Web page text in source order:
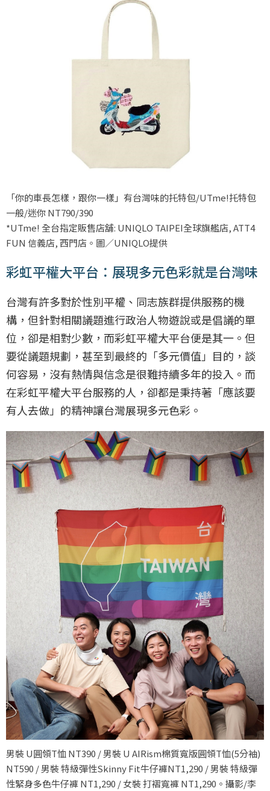
「你的車長怎樣，跟你一樣」有台灣味的托特包/UTme!托特包
一般/迷你 NT790/390
*UTme! 全台指定販售店舖: UNIQLO TAIPEI全球旗艦店, ATT4
FUN 信義店, 西門店。圖／UNIQLO提供
彩虹平權大平台：展現多元色彩就是台灣味
台灣有許多對於性別平權、同志族群提供服務的機
構，但針對相關議題進行政治人物遊說或是倡議的單
位，卻是相對少數，而彩虹平權大平台便是其一。但
要從議題規劃，甚至到最終的「多元價值」目的，談
何容易，沒有熱情與信念是很難持續多年的投入。而
在彩虹平權大平台服務的人，卻都是秉持著「應該要
有人去做」的精神讓台灣展現多元色彩。
男裝 U圓領T恤 NT390 / 男裝 U AIRism棉質寬版圓領T恤(5分袖)
NT590 / 男裝 特級彈性Skinny Fit牛仔褲NT1,290 / 男裝 特級彈
性緊身多色牛仔褲 NT1,290 / 女裝 打褶寬褲 NT1,290。攝影/李